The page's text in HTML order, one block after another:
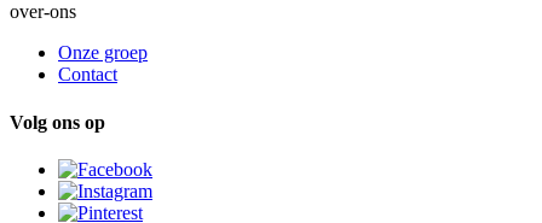
over-ons
Onze groep
Contact
Volg ons op